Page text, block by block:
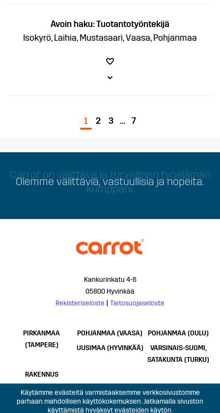
Avoin haku: Tuotantotyöntekijä
Isokyrö, Laihia, Mustasaari, Vaasa, Pohjanmaa
1 2 3 … 7
Olemme välittäviä, vastuullisia ja nopeita.
Carrot on välittävä ja turvallinen työelämän
kumppani.
Kankurinkatu 4-6
05800 Hyvinkää
Rekisteriseloste
Tietosuojaseloste
PIRKANMAA
(TAMPERE)
POHJANMAA (VAASA)
POHJANMAA (OULU)
UUSIMAA (HYVINKÄÄ)
VARSINAIS-SUOMI,
SATAKUNTA (TURKU)
RAKENNUS
Käytämme evästeitä varmistaaksemme verkkosivustomme
parhaan mahdollisen käyttökokemuksen. Jatkamalla sivuston
käyttämistä hyväksyt evästeiden käytön.